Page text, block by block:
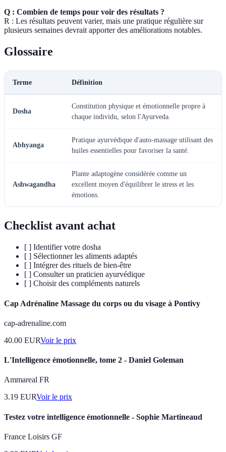
Q : Combien de temps pour voir des résultats ?
R : Les résultats peuvent varier, mais une pratique régulière sur
plusieurs semaines devrait apporter des améliorations notables.
Glossaire
Terme Définition
Dosha
Constitution physique et émotionnelle propre à
chaque individu, selon l'Ayurveda.
Abhyanga
Pratique ayurvédique d'auto-massage utilisant des
huiles essentielles pour favoriser la santé.
Ashwagandha
Plante adaptogène considérée comme un
excellent moyen d'équilibrer le stress et les
émotions.
Checklist avant achat
[ ] Identifier votre dosha
[ ] Sélectionner les aliments adaptés
[ ] Intégrer des rituels de bien-être
[ ] Consulter un praticien ayurvédique
[ ] Choisir des compléments naturels
Cap Adrénaline Massage du corps ou du visage à Pontivy
cap-adrenaline.com
40.00 EURVoir le prix
L'Intelligence émotionnelle, tome 2 - Daniel Goleman
Ammareal FR
3.19 EURVoir le prix
Testez votre intelligence émotionnelle - Sophie Martineaud
France Loisirs GF